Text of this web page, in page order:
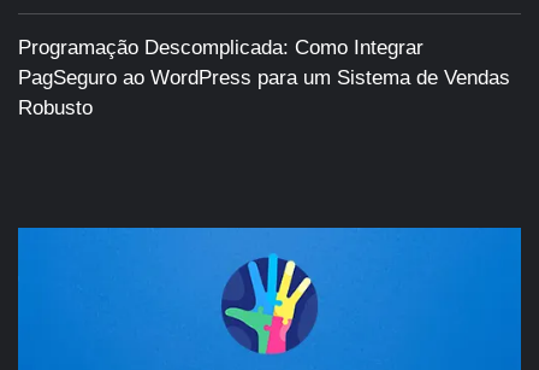
Programação Descomplicada: Como Integrar
PagSeguro ao WordPress para um Sistema de Vendas
Robusto